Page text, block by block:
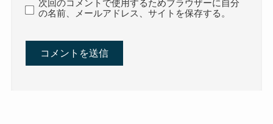
次回のコメントで使用するためブラウザーに自分
の名前、メールアドレス、サイトを保存する。